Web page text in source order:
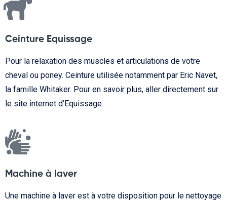
Ceinture Equissage
Pour la relaxation des muscles et articulations de votre
cheval ou poney. Ceinture utilisée notamment par Eric Navet,
la famille Whitaker. Pour en savoir plus, aller directement sur
le site internet d’Equissage.
Machine à laver
Une machine à laver est à votre disposition pour le nettoyage